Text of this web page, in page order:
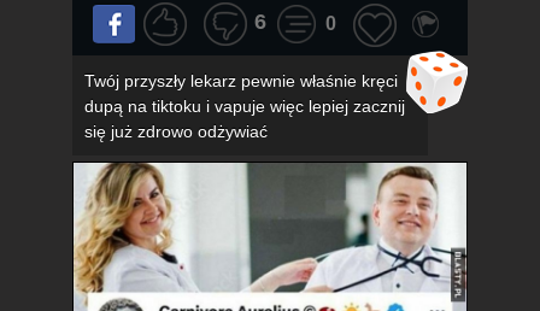
6 0
Twój przyszły lekarz pewnie właśnie kręci
dupą na tiktoku i vapuje więc lepiej zacznij
się już zdrowo odżywiać